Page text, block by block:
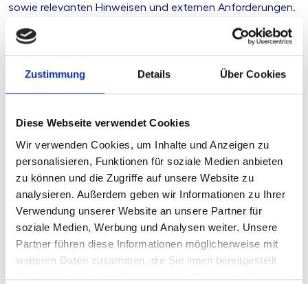
Zustimmung Details Über Cookies
Diese Webseite verwendet Cookies
Wir verwenden Cookies, um Inhalte und Anzeigen zu
personalisieren, Funktionen für soziale Medien anbieten
zu können und die Zugriffe auf unsere Website zu
analysieren. Außerdem geben wir Informationen zu Ihrer
Verwendung unserer Website an unsere Partner für
soziale Medien, Werbung und Analysen weiter. Unsere
Partner führen diese Informationen möglicherweise mit
weiteren Daten zusammen, die Sie ihnen bereitgestellt
haben oder die sie im Rahmen Ihrer Nutzung der Dienste
sowie relevanten Hinweisen und externen Anforderungen.
Ihre Herausforderung
Unsere Lösung
Produkttyp Arbeitshilfe
Preis Nach Anmeldungverfügbar
Stand 05.01.2026
Geplante Aktualisierung derzeit keine